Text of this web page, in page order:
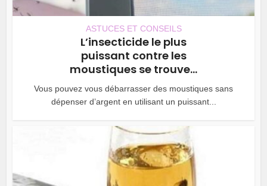
ASTUCES ET CONSEILS
L’insecticide le plus
puissant contre les
moustiques se trouve...
Vous pouvez vous débarrasser des moustiques sans
dépenser d’argent en utilisant un puissant...